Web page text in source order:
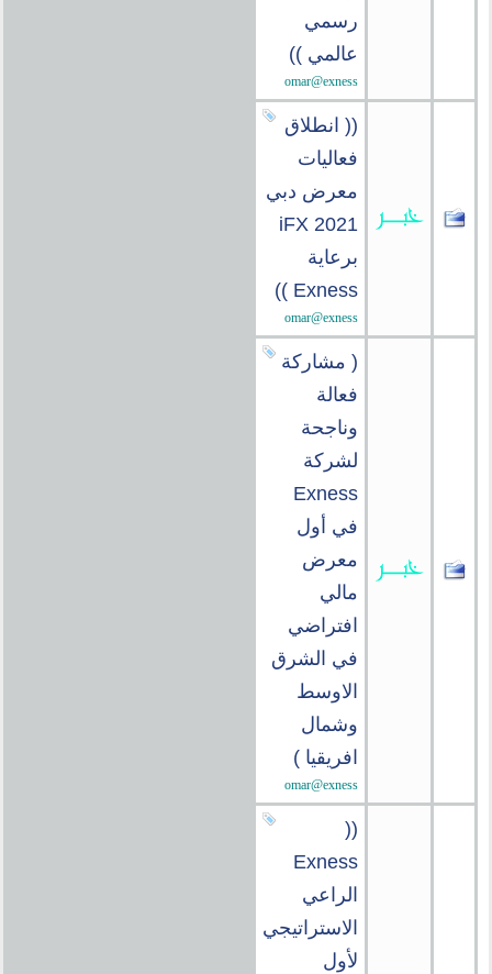
رسمي
عالمي ))
omar@exness
(( انطلاق
فعاليات
معرض دبي
iFX 2021
برعاية
Exness ))
omar@exness
( مشاركة
فعالة
وناجحة
لشركة
Exness
في أول
معرض
مالي
افتراضي
في الشرق
الاوسط
وشمال
افريقيا )
omar@exness
((
Exness
الراعي
الاستراتيجي
لأول